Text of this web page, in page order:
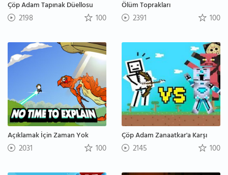
Çöp Adam Tapınak Düellosu
2198 100
Ölüm Toprakları
2391 100
Açıklamak İçin Zaman Yok
2031 100
Çöp Adam Zanaatkar'a Karşı
2145 100